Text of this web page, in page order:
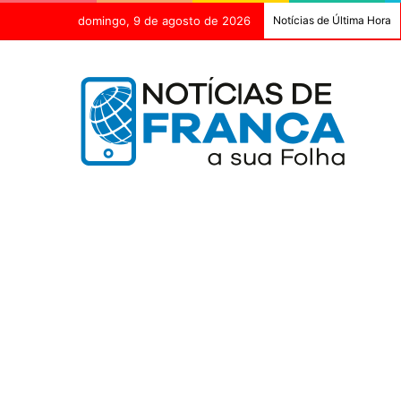
domingo, 9 de agosto de 2026 Notícias de Última Hora